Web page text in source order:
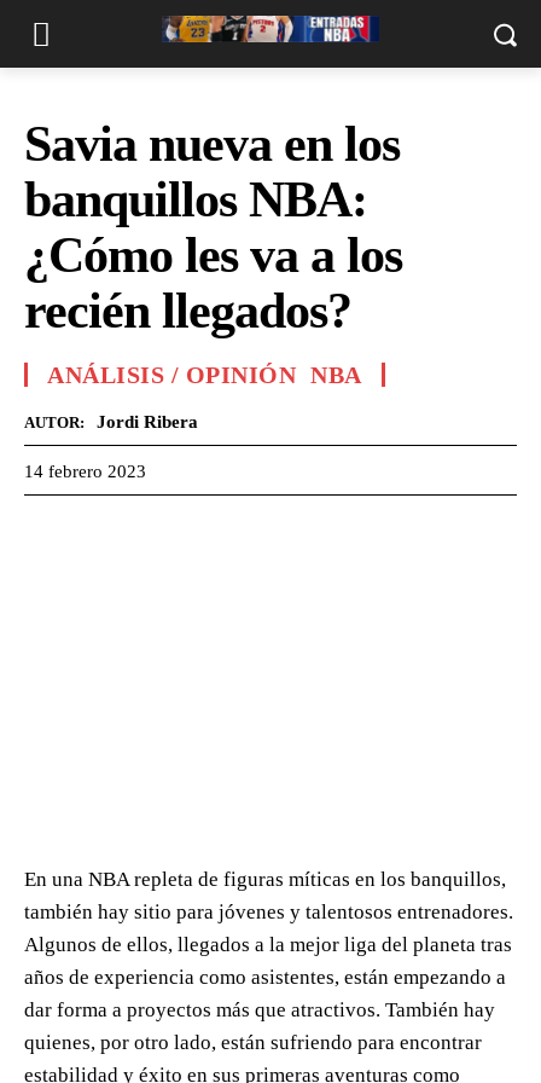
Savia nueva en los
banquillos NBA:
¿Cómo les va a los
recién llegados?
ANÁLISIS / OPINIÓN NBA
AUTOR: Jordi Ribera
14 febrero 2023
En una NBA repleta de figuras míticas en los banquillos,
también hay sitio para jóvenes y talentosos entrenadores.
Algunos de ellos, llegados a la mejor liga del planeta tras
años de experiencia como asistentes, están empezando a
dar forma a proyectos más que atractivos. También hay
quienes, por otro lado, están sufriendo para encontrar
estabilidad y éxito en sus primeras aventuras como